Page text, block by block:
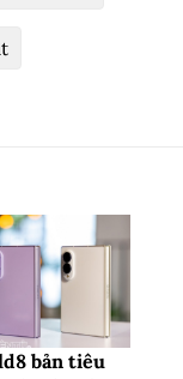
bản tiêu